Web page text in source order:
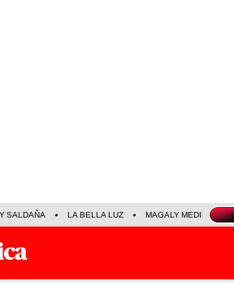
SALDAÑA LA BELLA LUZ MAGALY MEDINA